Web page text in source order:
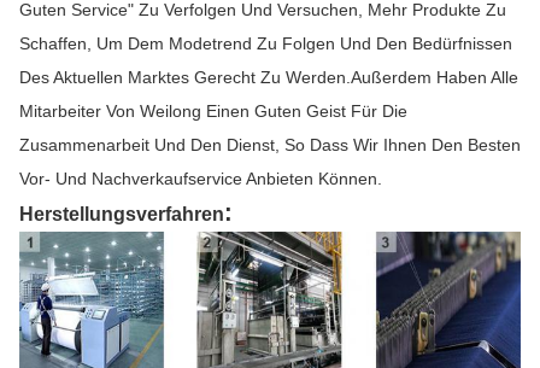
Guten Service" Zu Verfolgen Und Versuchen, Mehr Produkte Zu
Schaffen, Um Dem Modetrend Zu Folgen Und Den Bedürfnissen
Des Aktuellen Marktes Gerecht Zu Werden.Außerdem Haben Alle
Mitarbeiter Von Weilong Einen Guten Geist Für Die
Zusammenarbeit Und Den Dienst, So Dass Wir Ihnen Den Besten
Vor- Und Nachverkaufservice Anbieten Können.
Herstellungsverfahren: